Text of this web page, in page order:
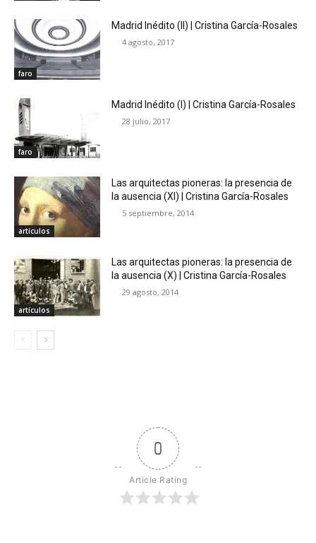
faro
Madrid Inédito (II) | Cristina García-Rosales
4 agosto, 2017
faro
Madrid Inédito (I) | Cristina García-Rosales
28 julio, 2017
artículos
Las arquitectas pioneras: la presencia de
la ausencia (XI) | Cristina García-Rosales
5 septiembre, 2014
artículos
Las arquitectas pioneras: la presencia de
la ausencia (X) | Cristina García-Rosales
29 agosto, 2014
0
Article Rating